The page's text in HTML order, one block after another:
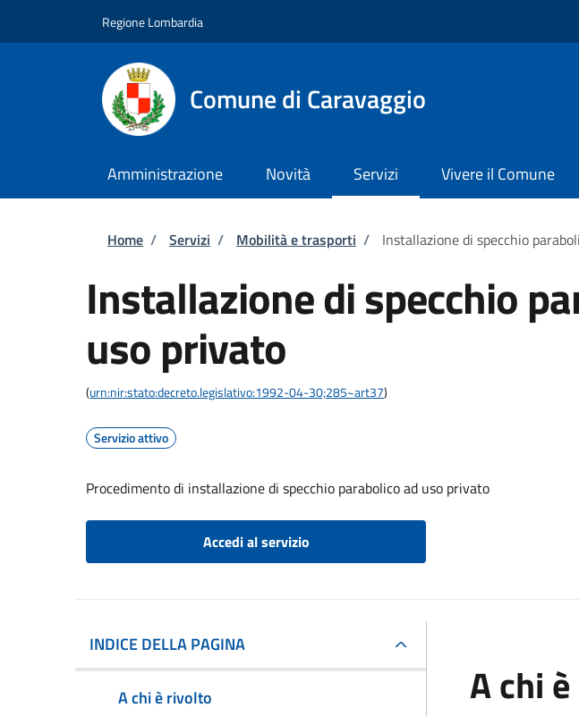
Regione Lombardia
Comune di Caravaggio
Amministrazione Novità Servizi Vivere il Comune
Briciole di pane
Home / Servizi / Mobilità e trasporti / Installazione di specchio
Installazione di specchio
uso privato
(urn:nir:stato:decreto.legislativo:1992-04-30;285~art37)
Servizio attivo
Procedimento di installazione di specchio parabolico ad uso privato
Accedi al servizio
INDICE DELLA PAGINA
A chi è rivolto
A chi